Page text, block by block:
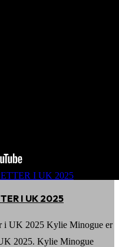
I UK 2025
i UK 2025 Kylie Minogue er
2025. Kylie Minogue